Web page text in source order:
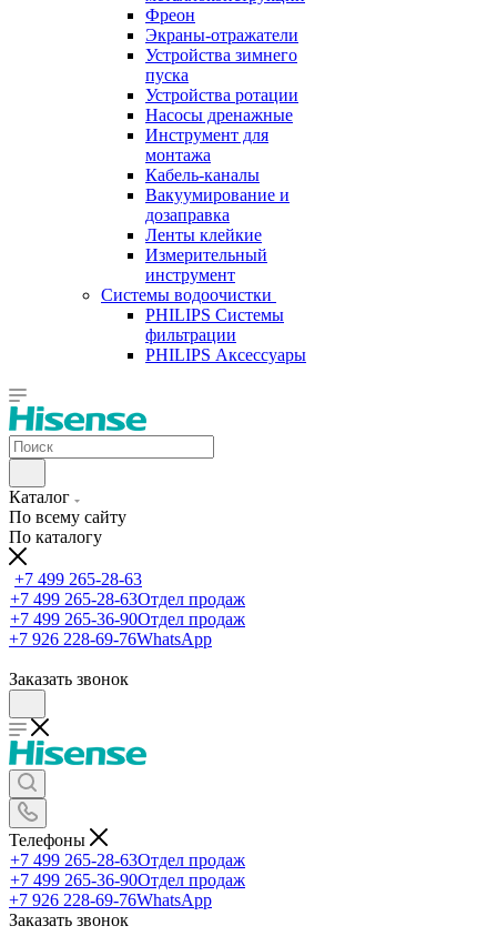
Фреон
Экраны-отражатели
Устройства зимнего
пуска
Устройства ротации
Насосы дренажные
Инструмент для
монтажа
Кабель-каналы
Вакуумирование и
дозаправка
Ленты клейкие
Измерительный
инструмент
Системы водоочистки
PHILIPS Системы
фильтрации
PHILIPS Аксессуары
Каталог
По всему сайту
По каталогу
+7 499 265-28-63
+7 499 265-28-63Отдел продаж
+7 499 265-36-90Отдел продаж
+7 926 228-69-76WhatsApp
Заказать звонок
Телефоны
+7 499 265-28-63Отдел продаж
+7 499 265-36-90Отдел продаж
+7 926 228-69-76WhatsApp
Заказать звонок